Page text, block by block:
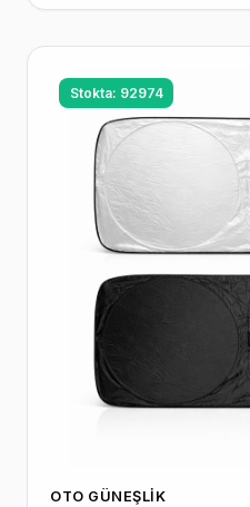
Stokta: 92974
OTO GÜNEŞLIK